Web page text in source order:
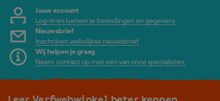
Jouw account
Log-in en beheer je bestellingen en gegevens
Nieuwsbrief
Inschrijven wekelijkse nieuwsbrief
Wij helpen je graag
Neem contact op met één van onze specialisten.